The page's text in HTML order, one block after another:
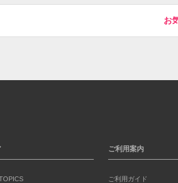
お
ご利用案内
ご利用ガイド